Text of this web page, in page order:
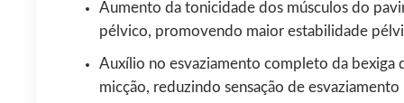
Aumento da tonicidade dos músculos do
pélvico, promovendo maior estabilidade
Auxílio no esvaziamento completo da bexiga
micção, reduzindo sensação de esvaziamento